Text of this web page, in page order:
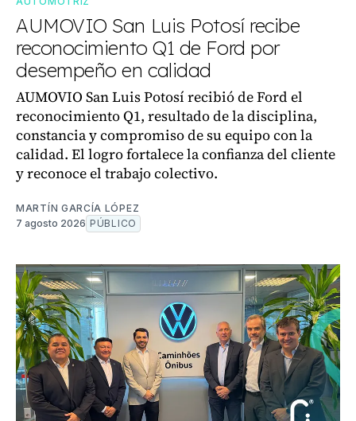
AUMOVIO San Luis Potosí recibe
reconocimiento Q1 de Ford por
desempeño en calidad
AUMOVIO San Luis Potosí recibió de Ford el
reconocimiento Q1, resultado de la disciplina,
constancia y compromiso de su equipo con la
calidad. El logro fortalece la confianza del cliente
y reconoce el trabajo colectivo.
MARTÍN GARCÍA LÓPEZ
7 agosto 2026 PÚBLICO